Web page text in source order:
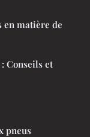
en matière de
Conseils et
pneus